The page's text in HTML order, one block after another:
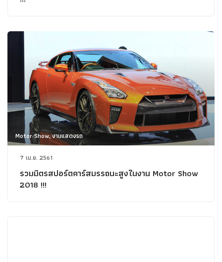
Motor Show, งานแสดงรถ
7 เม.ย. 2561
รวมมิตรสปอร์ตคาร์สมรรถนะสูงในงาน Motor Show
2018 !!!